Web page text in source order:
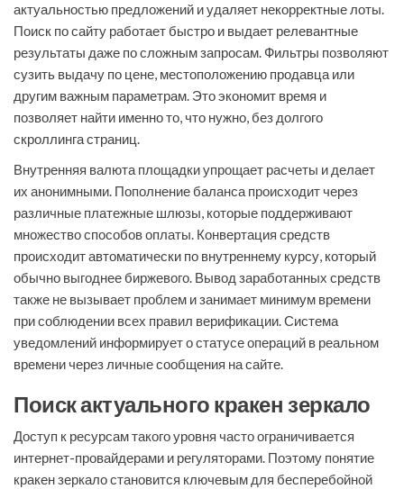
актуальностью предложений и удаляет некорректные лоты.
Поиск по сайту работает быстро и выдает релевантные
результаты даже по сложным запросам. Фильтры позволяют
сузить выдачу по цене, местоположению продавца или
другим важным параметрам. Это экономит время и
позволяет найти именно то, что нужно, без долгого
скроллинга страниц.
Внутренняя валюта площадки упрощает расчеты и делает
их анонимными. Пополнение баланса происходит через
различные платежные шлюзы, которые поддерживают
множество способов оплаты. Конвертация средств
происходит автоматически по внутреннему курсу, который
обычно выгоднее биржевого. Вывод заработанных средств
также не вызывает проблем и занимает минимум времени
при соблюдении всех правил верификации. Система
уведомлений информирует о статусе операций в реальном
времени через личные сообщения на сайте.
Поиск актуального кракен зеркало
Доступ к ресурсам такого уровня часто ограничивается
интернет-провайдерами и регуляторами. Поэтому понятие
кракен зеркало становится ключевым для бесперебойной